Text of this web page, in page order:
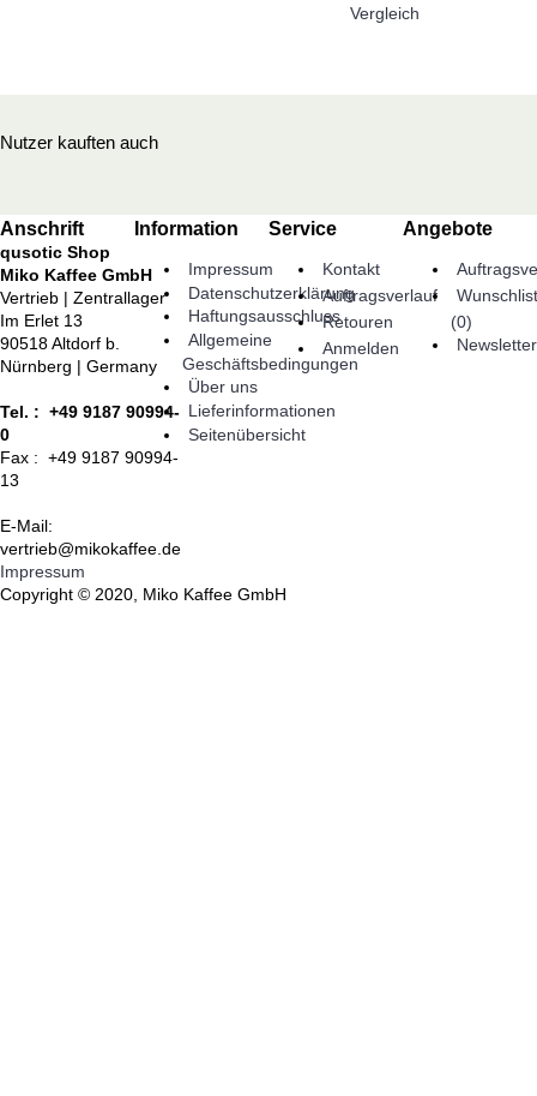
Vergleich
Nutzer kauften auch
Anschrift
qusotic Shop
Miko Kaffee GmbH
Vertrieb | Zentrallager
Im Erlet 13
90518 Altdorf b.
Nürnberg | Germany
Tel. : +49 9187 90994-
0
Fax : +49 9187 90994-
13
E-Mail:
vertrieb@mikokaffee.de
Information
Impressum
Datenschutzerklärung
Haftungsausschluss
Allgemeine
Geschäftsbedingungen
Über uns
Lieferinformationen
Seitenübersicht
Service
Kontakt
Auftragsverlauf
Retouren
Anmelden
Angebote
(0)
Newsletter
Impressum
Copyright © 2020, Miko Kaffee GmbH